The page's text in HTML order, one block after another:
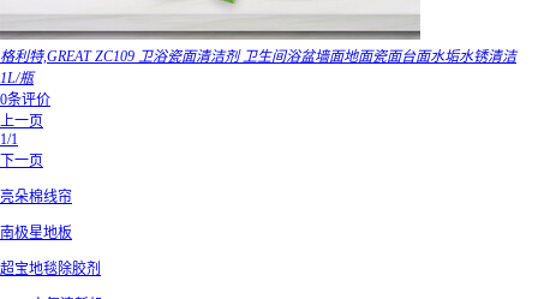
格利特,GREAT ZC109 卫浴瓷面清洁剂 卫生间浴盆墙面地面瓷面台面水垢水锈清洁
1L/瓶
0条评价
上一页
1/1
下一页
亮朵棉线帘
南极星地板
超宝地毯除胶剂